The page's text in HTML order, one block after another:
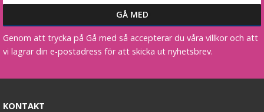
Genom att trycka på Gå med så accepterar du våra villkor och att
vi lagrar din e-postadress för att skicka ut nyhetsbrev.
KONTAKT